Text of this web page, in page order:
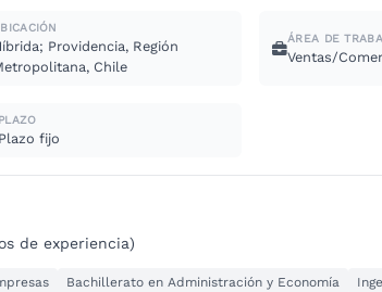
Providencia, Región
Chile
ÁREA DE
Ventas/
PLAZO
Plazo fijo
de experiencia)
Bachillerato en Administración y Economía